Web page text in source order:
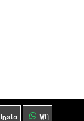
Insta WA